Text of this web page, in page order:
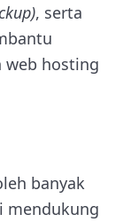
, serta
web hosting
banyak
mendukung